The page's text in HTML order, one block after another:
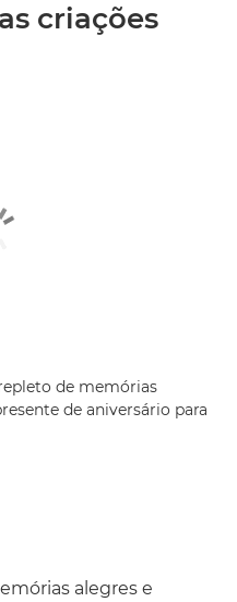
criações
de memórias
de aniversário para
alegres e